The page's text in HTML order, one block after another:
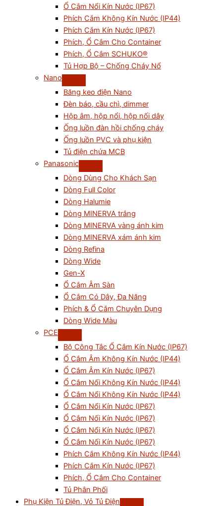
Ổ Cắm Nổi Kín Nước (IP67)
Phích Cắm Không Kín Nước (IP44)
Phích Cắm Kín Nước (IP67)
Phích, Ổ Cắm Cho Container
Phích, Ổ Cắm SCHUKO®
Tủ Hợp Bộ – Chống Cháy Nổ
Nano
Băng keo điện Nano
Đèn báo, cầu chì, dimmer
Hộp âm, hộp nổi, hộp nối dây
Ống luồn đàn hồi chống cháy
Ống luồn PVC và phụ kiện
Tủ điện chứa MCB
Panasonic
Dòng Dùng Cho Khách Sạn
Dòng Full Color
Dòng Halumie
Dòng MINERVA trắng
Dòng MINERVA vàng ánh kim
Dòng MINERVA xám ánh kim
Dòng Refina
Dòng Wide
Gen-X
Ổ Cắm Âm Sàn
Ổ Cắm Có Dây, Đa Năng
Phích & Ổ Cắm Chuyên Dụng
Dòng Wide Màu
PCE
Bộ Công Tắc Ổ Cắm Kín Nước (IP67)
Ổ Cắm Âm Không Kín Nước (IP44)
Ổ Cắm Âm Kín Nước (IP67)
Ổ Cắm Nối Không Kín Nước (IP44)
Ổ Cắm Nổi Không Kín Nước (IP44)
Ổ Cắm Nổi Kín Nước (IP67)
Ổ Cắm Nối Kín Nước (IP67)
Ổ Cắm Nổi Kín Nước (IP67)
Ổ Cắm Nối Kín Nước (IP67)
Phích Cắm Không Kín Nước (IP44)
Phích Cắm Kín Nước (IP67)
Phích, Ổ Cắm Cho Container
Tủ Phân Phối
Phụ Kiện Tủ Điện, Vỏ Tủ Điện